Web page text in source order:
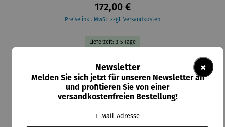
172,00 €
Preise inkl. MwSt. zzgl. Versandkosten
Lieferzeit: 3-5 Tage
21 mm 36 mm
In den Warenkorb
×
Newsletter
Melden Sie sich jetzt für unseren Newsletter an
und profitieren Sie von einer
versandkostenfreien Bestellung!
E-Mail-Adresse